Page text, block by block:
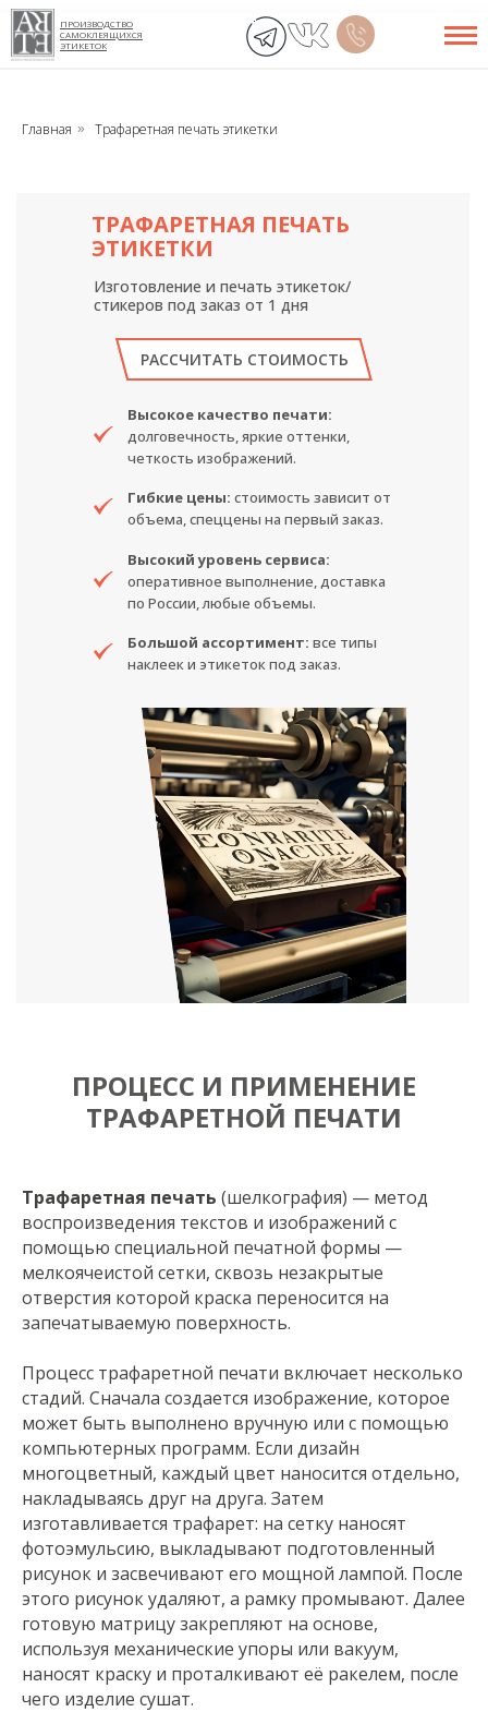
ПРОИЗВОДСТВО
САМОКЛЕЯЩИХСЯ
ЭТИКЕТОК
Главная » Трафаретная печать этикетки
Изготовление и печать этикеток/
стикеров под заказ от 1 дня
ТРАФАРЕТНАЯ ПЕЧАТЬ
ЭТИКЕТКИ
РАССЧИТАТЬ СТОИМОСТЬ
Высокое качество печати:
долговечность, яркие оттенки,
четкость изображений.
Гибкие цены: стоимость зависит от
объема, спеццены на первый заказ.
Высокий уровень сервиса:
оперативное выполнение, доставка
по России, любые объемы.
Большой ассортимент: все типы
наклеек и этикеток под заказ.
ПРОЦЕСС И ПРИМЕНЕНИЕ
ТРАФАРЕТНОЙ ПЕЧАТИ
Трафаретная печать (шелкография) — метод
воспроизведения текстов и изображений с
помощью специальной печатной формы —
мелкоячеистой сетки, сквозь незакрытые
отверстия которой краска переносится на
запечатываемую поверхность.
Процесс трафаретной печати включает несколько
стадий. Сначала создается изображение, которое
может быть выполнено вручную или с помощью
компьютерных программ. Если дизайн
многоцветный, каждый цвет наносится отдельно,
накладываясь друг на друга. Затем
изготавливается трафарет: на сетку наносят
фотоэмульсию, выкладывают подготовленный
рисунок и засвечивают его мощной лампой. После
этого рисунок удаляют, а рамку промывают. Далее
готовую матрицу закрепляют на основе,
используя механические упоры или вакуум,
наносят краску и проталкивают её ракелем, после
чего изделие сушат.